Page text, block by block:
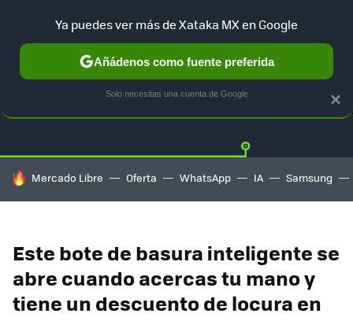
GUÍA DE COMPRAS MERCADO LIBRE
HOY SE HABLA DE
Mercado Libre Oferta WhatsApp IA Samsung
Este bote de basura inteligente se
abre cuando acercas tu mano y
tiene un descuento de locura en
×
Ya puedes ver más de Xataka MX en Google
Añádenos como fuente preferida
Solo necesitas una cuenta de Google